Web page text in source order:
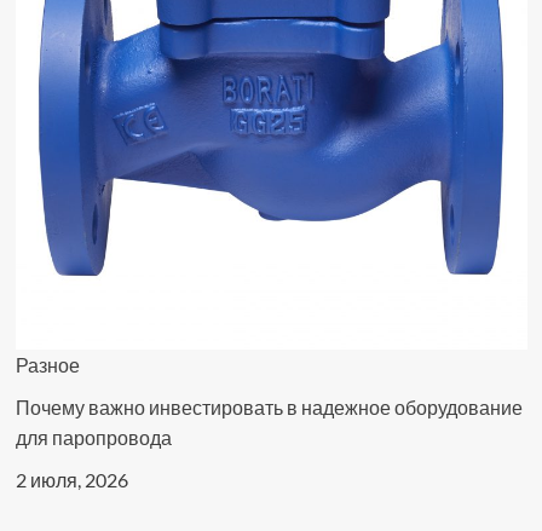
Разное
Почему важно инвестировать в надежное оборудование
для паропровода
2 июля, 2026